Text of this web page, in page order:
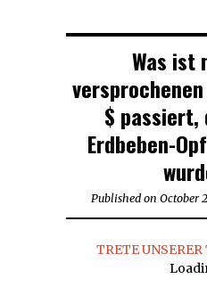
Was ist
$ passiert,
Erdbeben-
Published on October
TRETE